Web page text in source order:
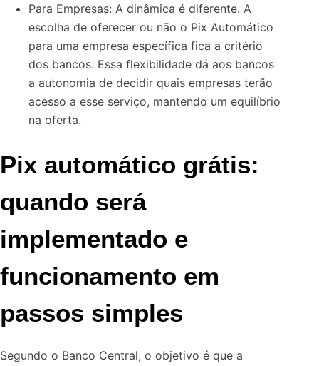
Para Empresas: A dinâmica é diferente. A
escolha de oferecer ou não o Pix Automático
para uma empresa específica fica a critério
dos bancos. Essa flexibilidade dá aos bancos
a autonomia de decidir quais empresas terão
acesso a esse serviço, mantendo um equilíbrio
na oferta.
Pix automático grátis:
quando será
implementado e
funcionamento em
passos simples
Segundo o Banco Central, o objetivo é que a